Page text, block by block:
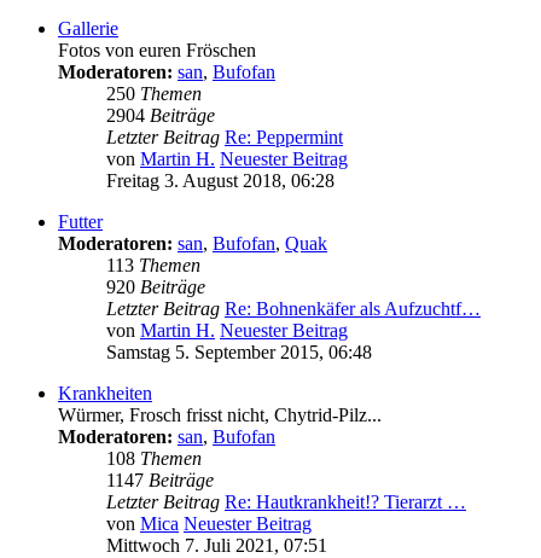
Gallerie
Fotos von euren Fröschen
Moderatoren: san, Bufofan
250 Themen
2904 Beiträge
Letzter Beitrag Re: Peppermint
von Martin H. Neuester Beitrag
Freitag 3. August 2018, 06:28
Futter
Moderatoren: san, Bufofan, Quak
113 Themen
920 Beiträge
Letzter Beitrag Re: Bohnenkäfer als Aufzuchtf…
von Martin H. Neuester Beitrag
Samstag 5. September 2015, 06:48
Krankheiten
Würmer, Frosch frisst nicht, Chytrid-Pilz...
Moderatoren: san, Bufofan
108 Themen
1147 Beiträge
Letzter Beitrag Re: Hautkrankheit!? Tierarzt …
von Mica Neuester Beitrag
Mittwoch 7. Juli 2021, 07:51